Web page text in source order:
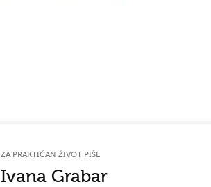
ZA PRAKTIČAN ŽIVOT PIŠE
Ivana Grabar